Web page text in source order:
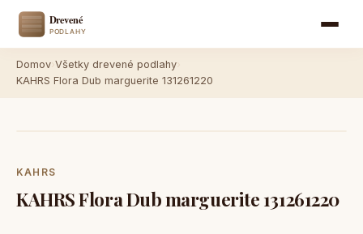
Domov Všetky drevené podlahy
KAHRS Flora Dub marguerite 131261220
KAHRS
KAHRS Flora Dub marguerite 131261220